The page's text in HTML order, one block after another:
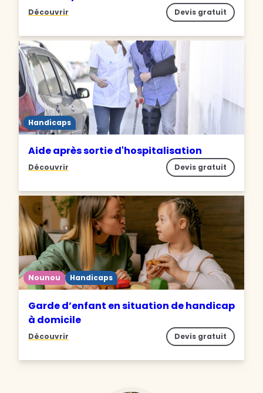
Découvrir Devis gratuit
Handicaps
Aide après sortie d'hospitalisation
Découvrir Devis gratuit
Nounou Handicaps
Garde d’enfant en situation de handicap
à domicile
Découvrir Devis gratuit